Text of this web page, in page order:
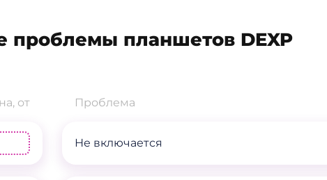
проблемы планшетов DEXP
от Проблема
Не включается